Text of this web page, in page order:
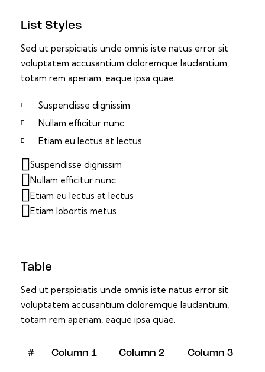
List Styles
Sed ut perspiciatis unde omnis iste natus error sit
voluptatem accusantium doloremque laudantium,
totam rem aperiam, eaque ipsa quae.
Suspendisse dignissim
Nullam efficitur nunc
Etiam eu lectus at lectus
Suspendisse dignissim
Nullam efficitur nunc
Etiam eu lectus at lectus
Etiam lobortis metus
Table
Sed ut perspiciatis unde omnis iste natus error sit
voluptatem accusantium doloremque laudantium,
totam rem aperiam, eaque ipsa quae.
# Column 1 Column 2 Column 3